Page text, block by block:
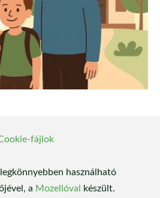
fájlok
használható
a Mozellóval készült.